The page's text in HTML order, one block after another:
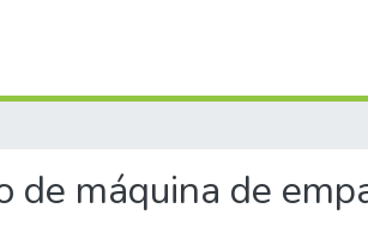
máquina de